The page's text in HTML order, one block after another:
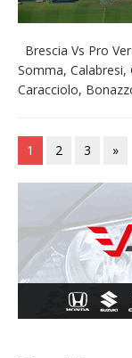
Brescia Vs Pro
Somma, Calabresi,
Caracciolo,
1 2 3 »